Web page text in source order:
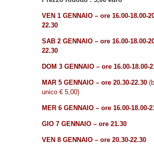
VEN 1 GENNAIO – ore 16.00-18.00-
22.30
SAB 2 GENNAIO – ore 16.00-18.00-
22.30
DOM 3 GENNAIO – ore 16.00-18.00-
MAR 5 GENNAIO – ore 20.30-22.30
unico € 5,00)
MER 6 GENNAIO – ore 16.00-18.00-
GIO 7 GENNAIO – ore 21.30
VEN 8 GENNAIO – ore 20.30-22.30